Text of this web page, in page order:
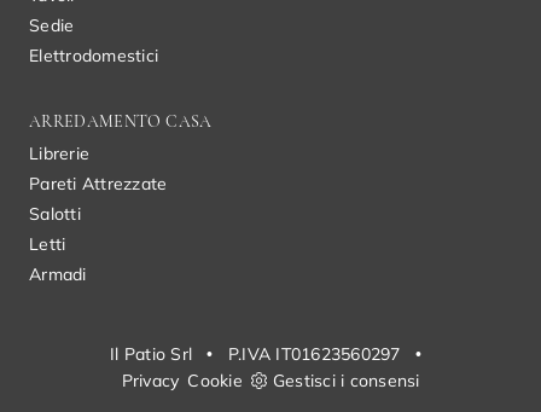
Sedie
Elettrodomestici
ARREDAMENTO CASA
Librerie
Pareti Attrezzate
Salotti
Letti
Armadi
Il Patio Srl • P.IVA IT01623560297
•
Privacy Cookie Gestisci i consensi